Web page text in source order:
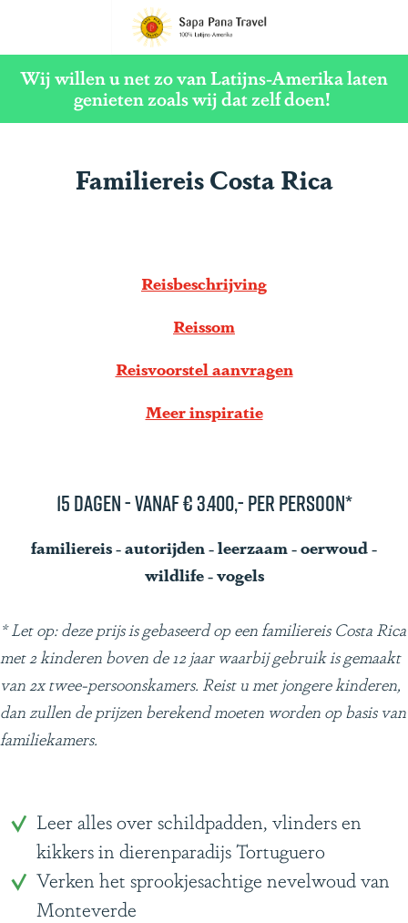
G
n
a
r
o
e
p
g
Wij willen u net zo van Latijns-Amerika laten
genieten zoals wij dat zelf doen!
Familiereis Costa Rica
Reisbeschrijving
Reissom
Reisvoorstel aanvragen
Meer inspiratie
15 dagen - vanaf € 3.400,- per persoon*
familiereis - autorijden - leerzaam - oerwoud -
wildlife - vogels
* Let op: deze prijs is gebaseerd op een familiereis Costa Rica
met 2 kinderen boven de 12 jaar waarbij gebruik is gemaakt
van 2x twee-persoonskamers. Reist u met jongere kinderen,
dan zullen de prijzen berekend moeten worden op basis van
familiekamers.
Leer alles over schildpadden, vlinders en
kikkers in dierenparadijs Tortuguero
Verken het sprookjesachtige nevelwoud van
Monteverde